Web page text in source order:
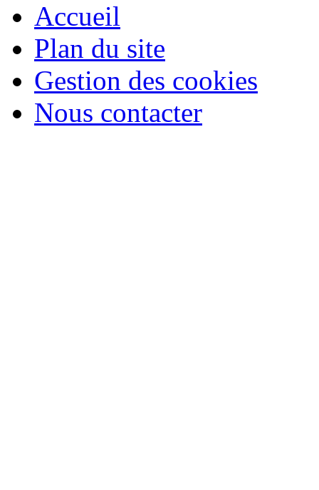
Accueil
Plan du site
Gestion des cookies
Nous contacter